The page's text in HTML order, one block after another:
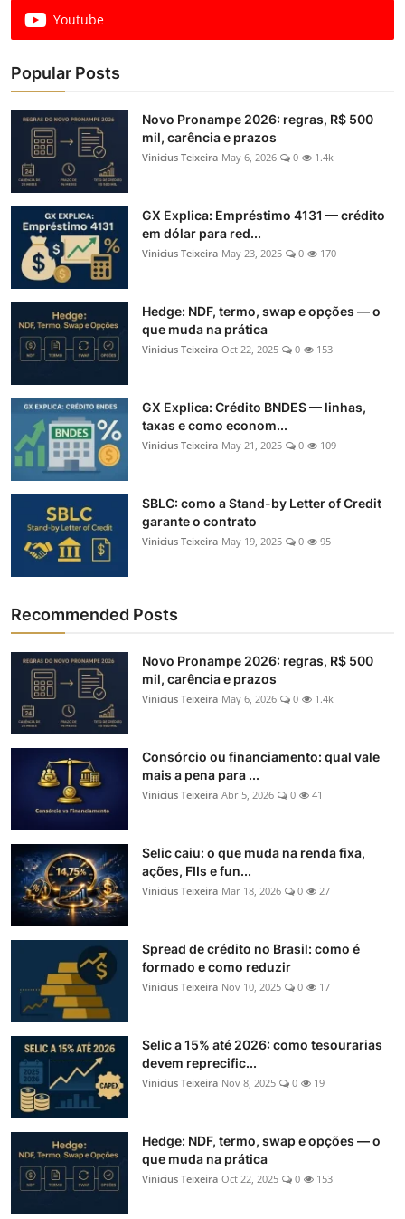
Youtube
Popular Posts
Novo Pronampe 2026: regras, R$ 500
mil, carência e prazos
Vinicius Teixeira May 6, 2026 0 1.4k
GX Explica: Empréstimo 4131 — crédito
em dólar para red...
Vinicius Teixeira May 23, 2025 0 170
Hedge: NDF, termo, swap e opções — o
que muda na prática
Vinicius Teixeira Oct 22, 2025 0 153
GX Explica: Crédito BNDES — linhas,
taxas e como econom...
Vinicius Teixeira May 21, 2025 0 109
SBLC: como a Stand-by Letter of Credit
garante o contrato
Vinicius Teixeira May 19, 2025 0 95
Recommended Posts
Novo Pronampe 2026: regras, R$ 500
mil, carência e prazos
Vinicius Teixeira May 6, 2026 0 1.4k
Consórcio ou financiamento: qual vale
mais a pena para ...
Vinicius Teixeira Abr 5, 2026 0 41
Selic caiu: o que muda na renda fixa,
ações, FIIs e fun...
Vinicius Teixeira Mar 18, 2026 0 27
Spread de crédito no Brasil: como é
formado e como reduzir
Vinicius Teixeira Nov 10, 2025 0 17
Selic a 15% até 2026: como tesourarias
devem reprecific...
Vinicius Teixeira Nov 8, 2025 0 19
Hedge: NDF, termo, swap e opções — o
que muda na prática
Vinicius Teixeira Oct 22, 2025 0 153